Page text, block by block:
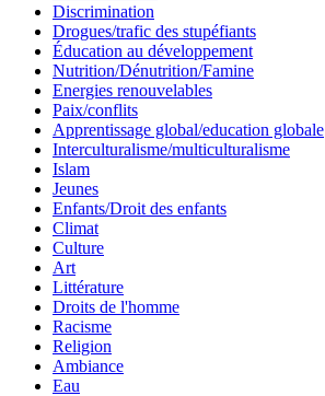
Discrimination
Drogues/trafic des stupéfiants
Éducation au développement
Nutrition/Dénutrition/Famine
Energies renouvelables
Paix/conflits
Apprentissage global/education globale
Interculturalisme/multiculturalisme
Islam
Jeunes
Enfants/Droit des enfants
Climat
Culture
Art
Littérature
Droits de l'homme
Racisme
Religion
Ambiance
Eau